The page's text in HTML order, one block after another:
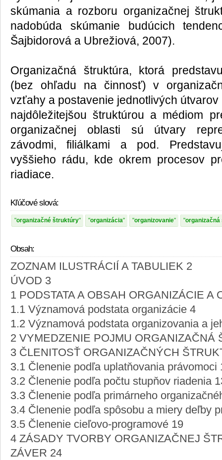
skúmania a rozboru organizačnej
nadobúda skúmanie budúcich
Šajbidorová a Ubrežiová, 2007).
Organizačná štruktúra, ktorá
(bez ohľadu na činnosť) v
vzťahy a postavenie jednotlivých
najdôležitejšou štruktúrou a médiom
organizačnej oblasti sú útvary
závodmi, filiálkami a pod.
vyššieho rádu, kde okrem procesov
riadiace.
Kľúčové slová:
organizačné štruktúry organizácia organizovanie
Obsah:
ZOZNAM ILUSTRÁCIÍ A TABULIEK 2
ÚVOD 3
1 PODSTATA A OBSAH ORGANIZÁCIE A
1.1 Významová podstata organizácie 4
1.2 Významová podstata organizovania a
2 VYMEDZENIE POJMU ORGANIZAČNÁ
3 ČLENITOSŤ ORGANIZAČNÝCH
3.1 Členenie podľa uplatňovania právomoci
3.2 Členenie podľa počtu stupňov riadenia
3.3 Členenie podľa primárneho
3.4 Členenie podľa spôsobu a miery deľby
3.5 Členenie cieľovo-programové 19
4 ZÁSADY TVORBY ORGANIZAČNEJ
ZÁVER 24